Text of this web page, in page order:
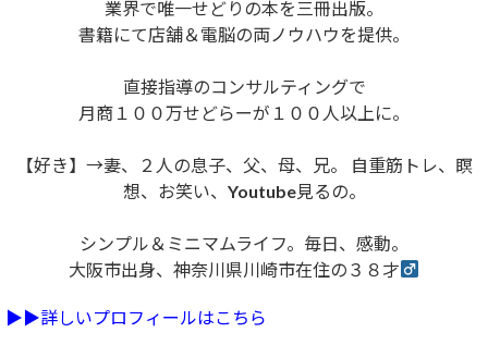
業界で唯一せどりの本を三冊出版。
書籍にて店舗＆電脳の両ノウハウを提供。
直接指導のコンサルティングで
月商１００万せどらーが１００人以上に。
【好き】→妻、２人の息子、父、母、兄。 自重筋トレ、瞑
想、お笑い、Youtube見るの。
シンプル＆ミニマムライフ。毎日、感動。
大阪市出身、神奈川県川崎市在住の３８才
▶︎▶︎詳しいプロフィールはこちら